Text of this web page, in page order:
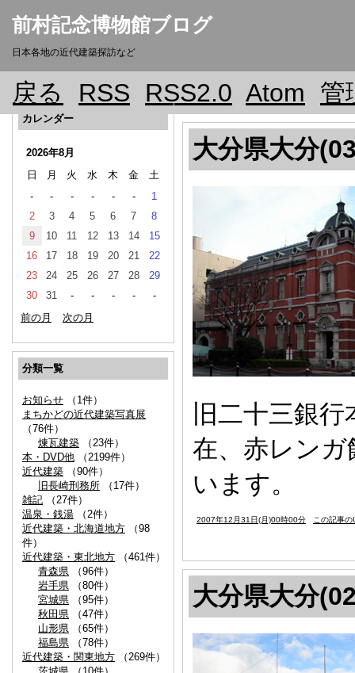
前村記念博物館ブログ
日本各地の近代建築探訪など
戻る RSS RSS2.0 Atom 管
カレンダー
2026年8月
日
月 火 水 木 金
土
-
- - - - -
1
2
3 4 5 6 7
8
9
10 11 12 13 14
15
16
17 18 19 20 21
22
23
24 25 26 27 28
29
30
31 - - - -
-
前の月
次の月
分類一覧
お知らせ （1件）
まちかどの近代建築写真展
（76件）
煉瓦建築 （23件）
本・DVD他 （2199件）
近代建築 （90件）
旧長崎刑務所 （17件）
雑記 （27件）
温泉・銭湯 （2件）
近代建築・北海道地方 （98
件）
近代建築・東北地方 （461件）
青森県 （96件）
岩手県 （80件）
宮城県 （95件）
秋田県 （47件）
山形県 （65件）
福島県 （78件）
近代建築・関東地方 （269件）
大分県大分
旧二十三銀
在、赤レン
います。
2007年12月31日(月)00時00分 この記事の
大分県大分